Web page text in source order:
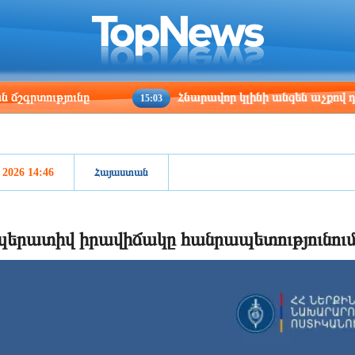
Los Angeles
04:14
Beijing
19:14
15:03 Հնարավոր կլինի անզեն աչքով դիտել
2026 14:46 Հայաստան
իրավիճակը հանրապետությունում